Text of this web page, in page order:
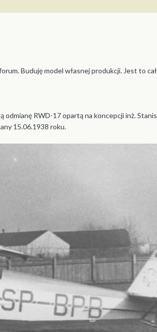
Buduję model własnej produkcji. Jest to
RWD-17 opartą na koncepcji inż.
15.06.1938 roku.